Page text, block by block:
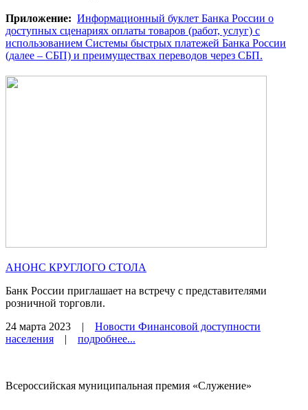
Приложение: Информационный буклет Банка России о
доступных сценариях оплаты товаров (работ, услуг) с
использованием Системы быстрых платежей Банка России
(далее – СБП) и преимуществах переводов через СБП.
АНОНС КРУГЛОГО СТОЛА
Банк России приглашает на встречу с представителями
розничной торговли.
24 марта 2023 | Новости Финансовой доступности
населения | подробнее...
Всероссийская муниципальная премия «Служение»